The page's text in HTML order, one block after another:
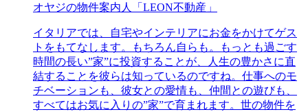
オヤジの物件案内人「LEON不動産」
イタリアでは、自宅やインテリアにお金をかけてゲス
トをもてなします。もちろん自らも。もっとも過ごす
時間の長い”家”に投資することが、人生の豊かさに直
結することを彼らは知っているのですね。仕事へのモ
チベーションも、彼女との愛情も、仲間との遊びも、
すべてはお気に入りの”家”で育まれます。世の物件を